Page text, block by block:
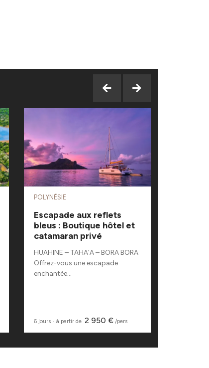
POLYNÉSIE
Escapade aux reflets
bleus : Boutique hôtel et
catamaran privé
HUAHINE – TAHA’A – BORA BORA
Offrez-vous une escapade
enchantée...
6 jours ‧ à partir de 2 950 € /pers